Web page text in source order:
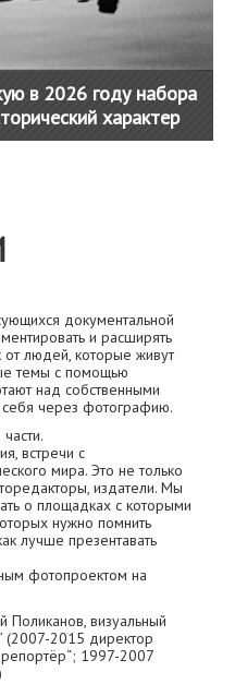
в 2026 году набора
характер
документальной
и расширять
людей, которые живут
темы с помощью
над собственными
через фотографию.
встречи с
мира. Это не только
издатели. Мы
о площадках с которыми
нужно помнить
лучше презентавать
фотопроектом на
визуальный
(2007-2015 директор
1997-2007